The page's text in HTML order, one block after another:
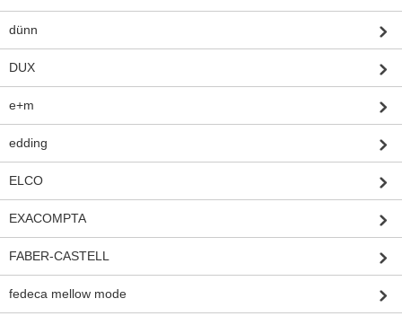
dünn
DUX
e+m
edding
ELCO
EXACOMPTA
FABER-CASTELL
fedeca mellow mode